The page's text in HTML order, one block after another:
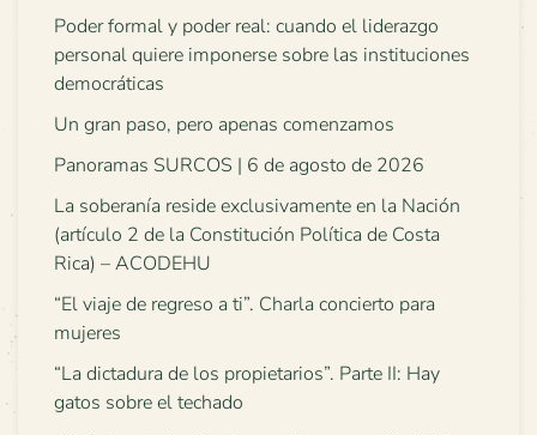
Poder formal y poder real: cuando el liderazgo
personal quiere imponerse sobre las instituciones
democráticas
Un gran paso, pero apenas comenzamos
Panoramas SURCOS | 6 de agosto de 2026
La soberanía reside exclusivamente en la Nación
(artículo 2 de la Constitución Política de Costa
Rica) – ACODEHU
“El viaje de regreso a ti”. Charla concierto para
mujeres
“La dictadura de los propietarios”. Parte II: Hay
gatos sobre el techado